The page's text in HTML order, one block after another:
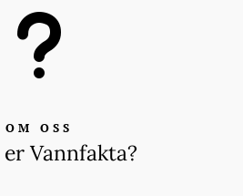
u
OM OSS
Vannfakta?